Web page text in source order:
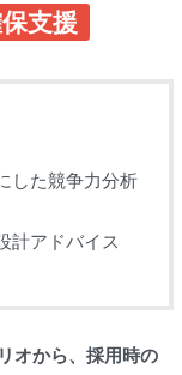
支援
した競争力分析
計アドバイス
オから、採用時の